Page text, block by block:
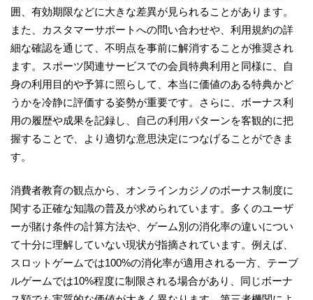
囲、有効期限などに大きな差異が見られることがあります。
また、カスタマーサポートへの問い合わせや、利用規約の詳
細な確認を通じて、不明点を事前に解消することが推奨され
ます。スポーツ関連サービスでの会員特典利用と同様に、自
身の利用目的や予算に照らして、本当に価値のある特典かど
うかを冷静に評価する姿勢が重要です。さらに、ボーナス利
用の履歴や成果を記録し、自己の利用パターンを客観的に把
握することで、より適切な意思決定につなげることができま
す。
消費者教育の観点から、オンラインカジノのボーナス制度に
関する正確な知識の普及が求められています。多くのユーザ
ーが賭け条件の計算方法や、ゲーム別の消化率の違いについ
て十分に理解していない現状が指摘されています。例えば、
スロットゲームでは100%の消化率が適用される一方、テーブ
ルゲームでは10%程度に制限される場合があり、同じボーナ